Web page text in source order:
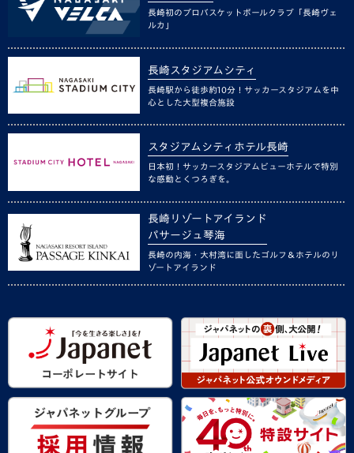
長崎初のプロバスケットボールクラブ「長崎ヴェ
ルカ」
長崎スタジアムシティ
長崎駅から徒歩約10分！サッカースタジアムを中
心とした大型複合施設
スタジアムシティホテル長崎
日本初！サッカースタジアムビューホテルで特別
な感動とくつろぎを。
長崎リゾートアイランド
パサージュ琴海
長崎の内海・大村湾に面したゴルフ＆ホテルのリ
ゾートアイランド